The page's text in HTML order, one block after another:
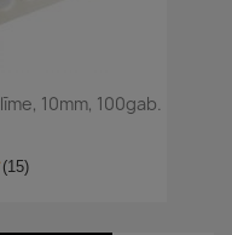
10mm, 100gab.
(15)